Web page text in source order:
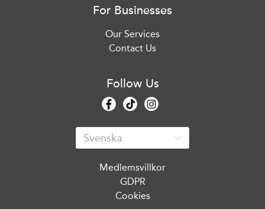
For Businesses
Our Services
Contact Us
Follow Us
Medlemsvillkor
GDPR
Cookies